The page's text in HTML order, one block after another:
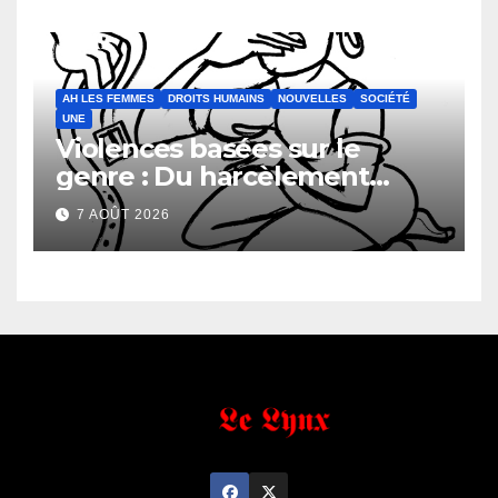
faveur de la Direction
Générale du Budget
AH LES FEMMES DROITS HUMAINS NOUVELLES
SOCIÉTÉ
UNE
Violences basées sur le
genre : Du harcèlement
sexuel
7 AOÛT 2026